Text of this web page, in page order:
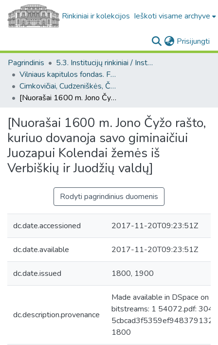
Rinkiniai ir kolekcijos Ieškoti visame archyve
Prisijungti
Pagrindinis
5.3. Institucijų rinkiniai / Institutional collections
Vilniaus kapitulos fondas. F43
Cimkovičiai, Cudzeniškės, Čarna, Čarnovčicai-Čyžiškės (Vilniaus kapitulos fondas. F43, Bažnytinės valdos)
[Nuorašai 1600 m. Jono Čyžo rašto, kuriuo dovanoja savo giminaičiui Juozapui Kolendai žemės iš Verbiškių ir Juodžių valdų]
[Nuorašai 1600 m. Jono Čyžo rašto,
kuriuo dovanoja savo giminaičiui
Juozapui Kolendai žemės iš
Verbiškių ir Juodžių valdų]
Rodyti pagrindinius duomenis
dc.date.accessioned 2017-11-20T09:23:51Z
dc.date.available 2017-11-20T09:23:51Z
dc.date.issued 1800, 1900
dc.description.provenance
Made available in DSpace on
bitstreams: 1 54072.pdf:
1800